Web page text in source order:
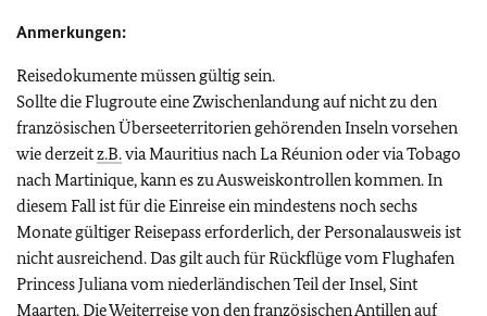
Anmerkungen:
Reisedokumente müssen gültig sein.
Sollte die Flugroute eine Zwischenlandung auf nicht zu den
französischen Überseeterritorien gehörenden Inseln vorsehen
wie derzeitz.B.via Mauritius nach La Réunion oder via Tobago
nach Martinique, kann es zu Ausweiskontrollen kommen. In
diesem Fall ist für die Einreise ein mindestens noch sechs
Monate gültiger Reisepass erforderlich, der Personalausweis ist
nicht ausreichend. Das gilt auch für Rückflüge vom Flughafen
Princess Juliana vom niederländischen Teil der Insel, Sint
Maarten. Die Weiterreise von den französischen Antillen auf